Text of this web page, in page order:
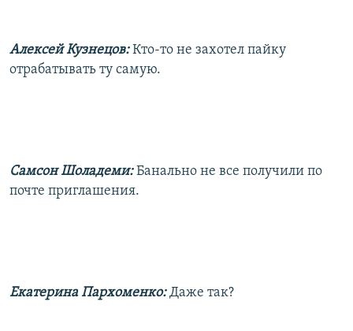
Алексей Кузнецов:Кто-то не захотел пайку
отрабатывать ту самую.
Самсон Шоладеми:Банально не все получили по
почте приглашения.
Екатерина Пархоменко:Даже так?